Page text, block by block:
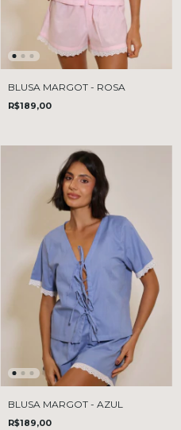
BLUSA MARGOT - ROSA
R$189,00
BLUSA MARGOT - AZUL
R$189,00